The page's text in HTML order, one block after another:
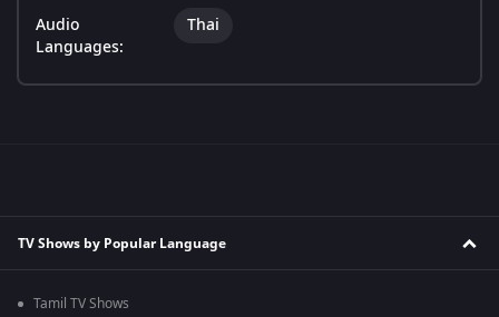
Audio
Languages:
Thai
TV Shows by Popular Language
Tamil TV Shows